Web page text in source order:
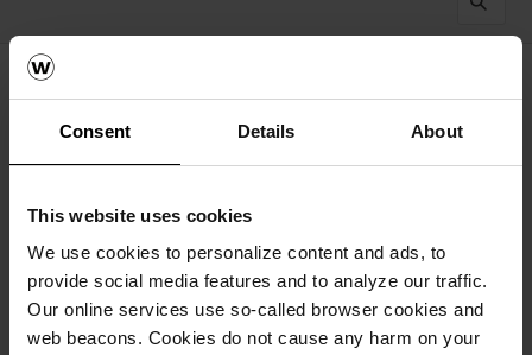
Consent Details About
This website uses cookies
We use cookies to personalize content and ads, to
provide social media features and to analyze our traffic.
Our online services use so-called browser cookies and
web beacons. Cookies do not cause any harm on your